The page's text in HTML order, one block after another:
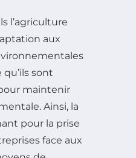
l’agriculture
aux
sont
maintenir
Ainsi, la
pour la prise
face aux